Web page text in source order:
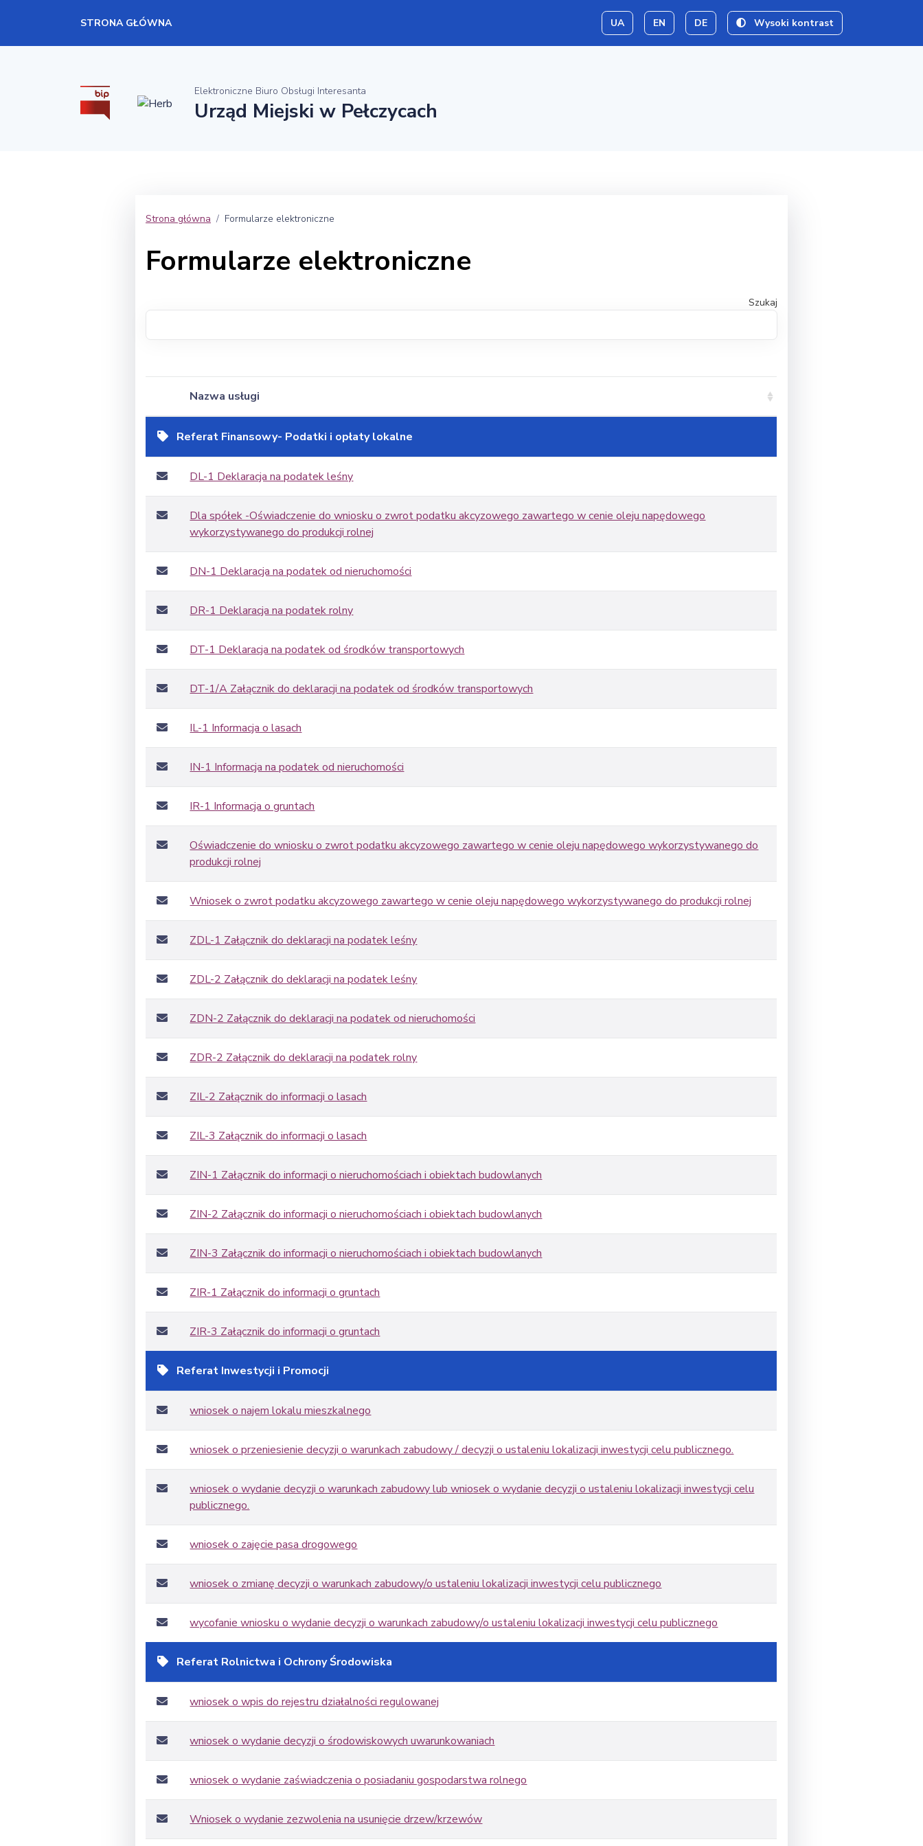
STRONA GŁÓWNA UA EN DE Wysoki kontrast
Elektroniczne Biuro Obsługi Interesanta
Urząd Miejski w Pełczycach
Strona główna Formularze elektroniczne
Formularze elektroniczne
Szukaj
Typ
Nazwa usługi
Referat Finansowy- Podatki i opłaty lokalne
DL-1 Deklaracja na podatek leśny
Dla spółek -Oświadczenie do wniosku o zwrot podatku akcyzowego zawartego w cenie oleju napędowego
wykorzystywanego do produkcji rolnej
DN-1 Deklaracja na podatek od nieruchomości
DR-1 Deklaracja na podatek rolny
DT-1 Deklaracja na podatek od środków transportowych
DT-1/A Załącznik do deklaracji na podatek od środków transportowych
IL-1 Informacja o lasach
IN-1 Informacja na podatek od nieruchomości
IR-1 Informacja o gruntach
Oświadczenie do wniosku o zwrot podatku akcyzowego zawartego w cenie oleju napędowego wykorzystywanego do
produkcji rolnej
Wniosek o zwrot podatku akcyzowego zawartego w cenie oleju napędowego wykorzystywanego do produkcji rolnej
ZDL-1 Załącznik do deklaracji na podatek leśny
ZDL-2 Załącznik do deklaracji na podatek leśny
ZDN-2 Załącznik do deklaracji na podatek od nieruchomości
ZDR-2 Załącznik do deklaracji na podatek rolny
ZIL-2 Załącznik do informacji o lasach
ZIL-3 Załącznik do informacji o lasach
ZIN-1 Załącznik do informacji o nieruchomościach i obiektach budowlanych
ZIN-2 Załącznik do informacji o nieruchomościach i obiektach budowlanych
ZIN-3 Załącznik do informacji o nieruchomościach i obiektach budowlanych
ZIR-1 Załącznik do informacji o gruntach
ZIR-3 Załącznik do informacji o gruntach
Referat Inwestycji i Promocji
wniosek o najem lokalu mieszkalnego
wniosek o przeniesienie decyzji o warunkach zabudowy / decyzji o ustaleniu lokalizacji inwestycji celu publicznego.
wniosek o wydanie decyzji o warunkach zabudowy lub wniosek o wydanie decyzji o ustaleniu lokalizacji inwestycji celu
publicznego.
wniosek o zajęcie pasa drogowego
wniosek o zmianę decyzji o warunkach zabudowy/o ustaleniu lokalizacji inwestycji celu publicznego
wycofanie wniosku o wydanie decyzji o warunkach zabudowy/o ustaleniu lokalizacji inwestycji celu publicznego
Referat Rolnictwa i Ochrony Środowiska
wniosek o wpis do rejestru działalności regulowanej
wniosek o wydanie decyzji o środowiskowych uwarunkowaniach
wniosek o wydanie zaświadczenia o posiadaniu gospodarstwa rolnego
Wniosek o wydanie zezwolenia na usunięcie drzew/krzewów